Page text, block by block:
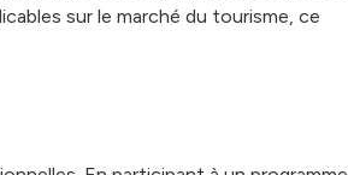
sur le marché du tourisme, ce